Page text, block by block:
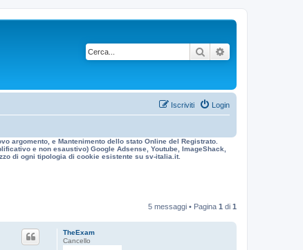
Cerca
Login
Iscriviti
argomento, e Mantenimento dello stato Online del Registrato.
e non esaustivo) Google Adsense, Youtube, ImageShack,
di ogni tipologia di cookie esistente su sv-italia.it.
5 messaggi • Pagina 1 di 1
TheExam
Cancello